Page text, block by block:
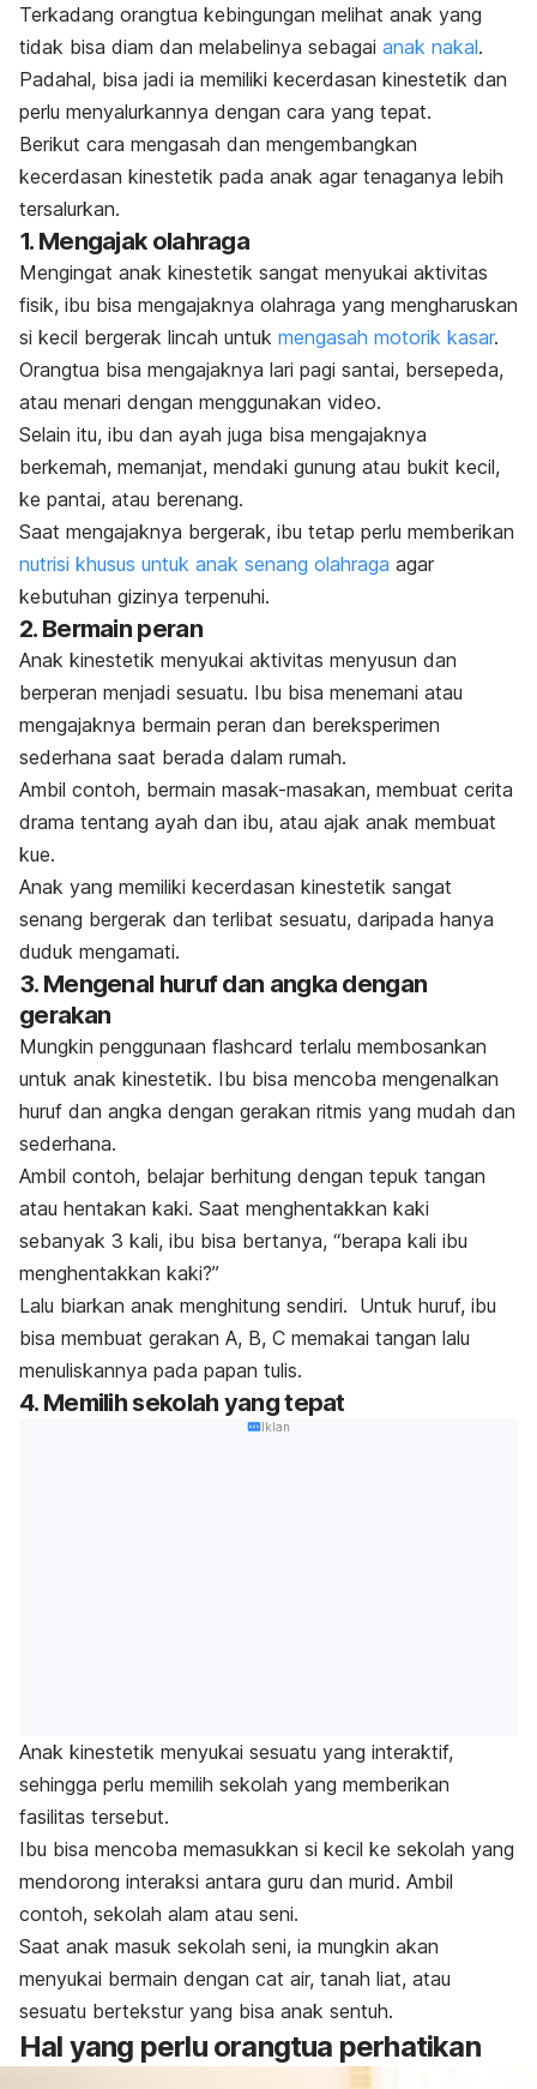
Terkadang orangtua kebingungan melihat anak yang
tidak bisa diam dan melabelinya sebagai anak nakal.
Padahal, bisa jadi ia memiliki kecerdasan kinestetik dan
perlu menyalurkannya dengan cara yang tepat.
Berikut cara mengasah dan mengembangkan
kecerdasan kinestetik pada anak agar tenaganya lebih
tersalurkan.
1. Mengajak olahraga
Mengingat anak kinestetik sangat menyukai aktivitas
fisik, ibu bisa mengajaknya olahraga yang mengharuskan
si kecil bergerak lincah untuk mengasah motorik kasar.
Orangtua bisa mengajaknya lari pagi santai, bersepeda,
atau menari dengan menggunakan video.
Selain itu, ibu dan ayah juga bisa mengajaknya
berkemah, memanjat, mendaki gunung atau bukit kecil,
ke pantai, atau berenang.
Saat mengajaknya bergerak, ibu tetap perlu memberikan
nutrisi khusus untuk anak senang olahraga agar
kebutuhan gizinya terpenuhi.
2. Bermain peran
Anak kinestetik menyukai aktivitas menyusun dan
berperan menjadi sesuatu. Ibu bisa menemani atau
mengajaknya bermain peran dan bereksperimen
sederhana saat berada dalam rumah.
Ambil contoh, bermain masak-masakan, membuat cerita
drama tentang ayah dan ibu, atau ajak anak membuat
kue.
Anak yang memiliki kecerdasan kinestetik sangat
senang bergerak dan terlibat sesuatu, daripada hanya
duduk mengamati.
3. Mengenal huruf dan angka dengan
gerakan
Mungkin penggunaan flashcard terlalu membosankan
untuk anak kinestetik. Ibu bisa mencoba mengenalkan
huruf dan angka dengan gerakan ritmis yang mudah dan
sederhana.
Ambil contoh, belajar berhitung dengan tepuk tangan
atau hentakan kaki. Saat menghentakkan kaki
sebanyak 3 kali, ibu bisa bertanya, “berapa kali ibu
menghentakkan kaki?”
Lalu biarkan anak menghitung sendiri. Untuk huruf, ibu
bisa membuat gerakan A, B, C memakai tangan lalu
menuliskannya pada papan tulis.
4. Memilih sekolah yang tepat
Iklan
Anak kinestetik menyukai sesuatu yang interaktif,
sehingga perlu memilih sekolah yang memberikan
fasilitas tersebut.
Ibu bisa mencoba memasukkan si kecil ke sekolah yang
mendorong interaksi antara guru dan murid. Ambil
contoh, sekolah alam atau seni.
Saat anak masuk sekolah seni, ia mungkin akan
menyukai bermain dengan cat air, tanah liat, atau
sesuatu bertekstur yang bisa anak sentuh.
Hal yang perlu orangtua perhatikan